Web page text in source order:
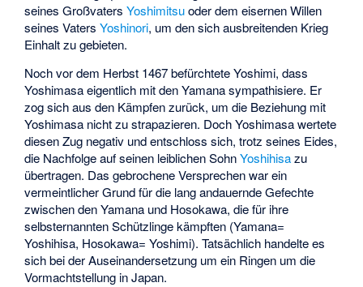
seines GroßvatersYoshimitsuoder dem eisernen Willen
seines VatersYoshinori, um den sich ausbreitenden Krieg
Einhalt zu gebieten.
Noch vor dem Herbst 1467 befürchtete Yoshimi, dass
Yoshimasa eigentlich mit den Yamana sympathisiere. Er
zog sich aus den Kämpfen zurück, um die Beziehung mit
Yoshimasa nicht zu strapazieren. Doch Yoshimasa wertete
diesen Zug negativ und entschloss sich, trotz seines Eides,
die Nachfolge auf seinen leiblichen SohnYoshihisazu
übertragen. Das gebrochene Versprechen war ein
vermeintlicher Grund für die lang andauernde Gefechte
zwischen den Yamana und Hosokawa, die für ihre
selbsternannten Schützlinge kämpften (Yamana=
Yoshihisa, Hosokawa= Yoshimi). Tatsächlich handelte es
sich bei der Auseinandersetzung um ein Ringen um die
Vormachtstellung in Japan.